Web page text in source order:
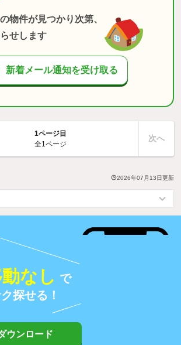
物件が見つかり次第、
せします
新着メール通知を受け取る
1ページ目
全1ページ
次へ
2026年07月13日更新
なし で
探せる！
ウンロード